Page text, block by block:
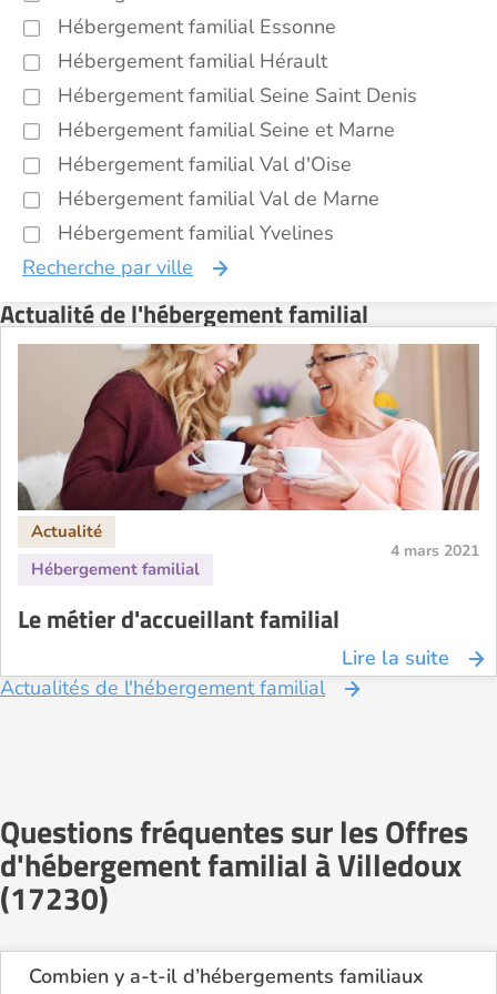
Hébergement familial Essonne
Hébergement familial Hérault
Hébergement familial Seine Saint Denis
Hébergement familial Seine et Marne
Hébergement familial Val d'Oise
Hébergement familial Val de Marne
Hébergement familial Yvelines
Recherche par ville
Actualité de l'hébergement familial
4 mars 2021
Le métier d'accueillant familial
Lire la suite
Actualités de l'hébergement familial
Questions fréquentes sur les Offres
d'hébergement familial à Villedoux
(17230)
Combien y a-t-il d’hébergements familiaux